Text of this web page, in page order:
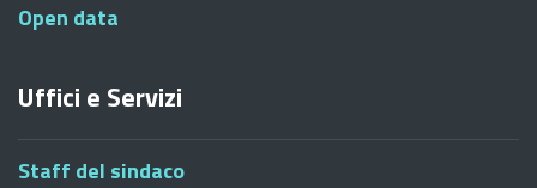
Open data
Uffici e Servizi
Staff del sindaco